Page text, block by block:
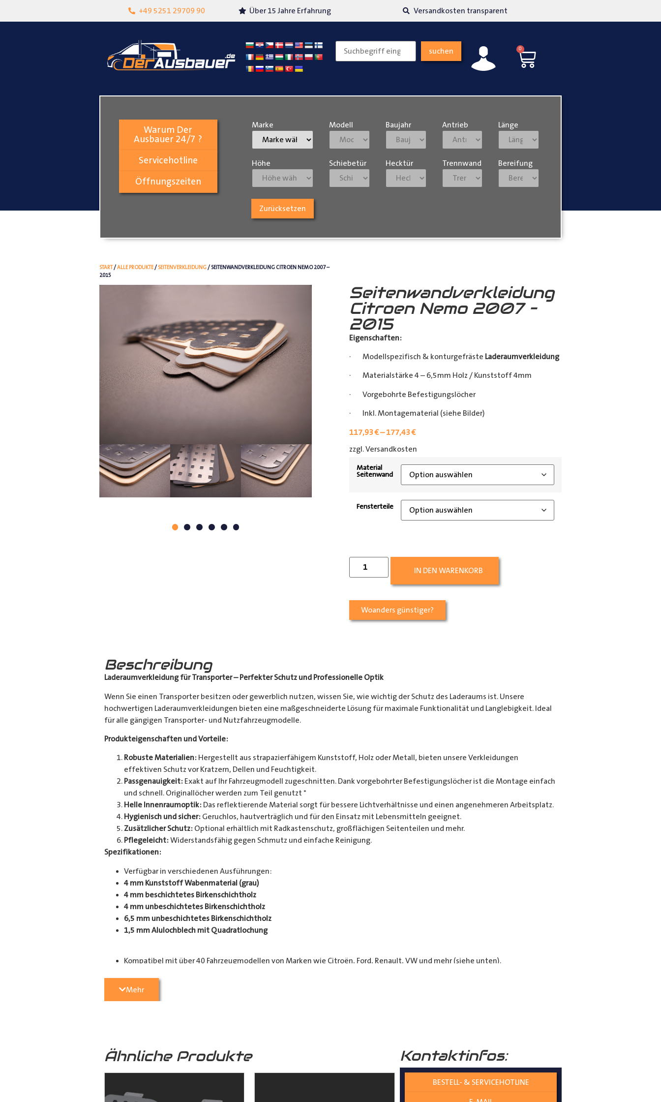
+49 5251 29709 90
Lokalgeschäft in Paderborn Über 15 Jahre Erfahrung Versandkosten transparent
suchen 0
Warum Der
Ausbauer 24/7 ?
Servicehotline
Öffnungszeiten
Marke Modell Baujahr Antrieb Länge
Höhe Schiebetür Hecktür Trennwand Bereifung
Zurücksetzen
START/ALLE PRODUKTE/ SEITENVERKLEIDUNG/ SEITENWANDVERKLEIDUNG CITROEN NEMO 2007 –
2015
Seitenwandverkleidung
Citroen Nemo 2007 –
2015
Eigenschaften:
· Modellspezifisch & konturgefräste Laderaumverkleidung
· Materialstärke 4 – 6,5mm Holz / Kunststoff 4mm
· Vorgebohrte Befestigungslöcher
· Inkl. Montagematerial (siehe Bilder)
117,93€–177,43€
zzgl. Versandkosten
Material
Seitenwand
Fensterteile
IN DEN WARENKORB
Woanders günstiger?
Beschreibung
Laderaumverkleidung für Transporter – Perfekter Schutz und Professionelle Optik
Wenn Sie einen Transporter besitzen oder gewerblich nutzen, wissen Sie, wie wichtig der Schutz des Laderaums ist. Unsere
hochwertigen Laderaumverkleidungen bieten eine maßgeschneiderte Lösung für maximale Funktionalität und Langlebigkeit. Ideal
für alle gängigen Transporter- und Nutzfahrzeugmodelle.
Produkteigenschaften und Vorteile:
Robuste Materialien: Hergestellt aus strapazierfähigem Kunststoff, Holz oder Metall, bieten unsere Verkleidungen
effektiven Schutz vor Kratzern, Dellen und Feuchtigkeit.
Passgenauigkeit: Exakt auf Ihr Fahrzeugmodell zugeschnitten. Dank vorgebohrter Befestigungslöcher ist die Montage einfach
und schnell. Originallöcher werden zum Teil genutzt *
Helle Innenraumoptik: Das reflektierende Material sorgt für bessere Lichtverhältnisse und einen angenehmeren Arbeitsplatz.
Hygienisch und sicher: Geruchlos, hautverträglich und für den Einsatz mit Lebensmitteln geeignet.
Zusätzlicher Schutz: Optional erhältlich mit Radkastenschutz, großflächigen Seitenteilen und mehr.
Pflegeleicht: Widerstandsfähig gegen Schmutz und einfache Reinigung.
Spezifikationen:
Verfügbar in verschiedenen Ausführungen:
4 mm Kunststoff Wabenmaterial (grau)
4 mm beschichtetes Birkenschichtholz
4 mm unbeschichtetes Birkenschichtholz
6,5 mm unbeschichtetes Birkenschichtholz
1,5 mm Alulochblech mit Quadratlochung
Kompatibel mit über 40 Fahrzeugmodellen von Marken wie Citroën, Ford, Renault, VW und mehr (siehe unten).
Perfekt geeignet für Handwerker, Kurier- und Lieferdienste sowie Transportunternehmen. Unsere Verkleidungen bieten optimalen
Schutz für Ihren Laderaum, wodurch Ihr Fahrzeug länger in Top-Zustand bleibt.
Fensterteile:
Mehr
Ähnliche Produkte Kontaktinfos:
BESTELL- & SERVICEHOTLINE